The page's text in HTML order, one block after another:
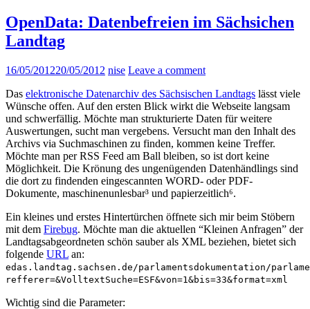
OpenData: Datenbefreien im Sächsichen
Landtag
16/05/201220/05/2012 nise Leave a comment
Das elektronische Datenarchiv des Sächsischen Landtags lässt viele
Wünsche offen. Auf den ersten Blick wirkt die Webseite langsam
und schwerfällig. Möchte man strukturierte Daten für weitere
Auswertungen, sucht man vergebens. Versucht man den Inhalt des
Archivs via Suchmaschinen zu finden, kommen keine Treffer.
Möchte man per RSS Feed am Ball bleiben, so ist dort keine
Möglichkeit. Die Krönung des ungenügenden Datenhändlings sind
die dort zu findenden eingescannten WORD- oder PDF-
Dokumente, maschinenunlesbar³ und papierzeitlich⁶.
Ein kleines und erstes Hintertürchen öffnete sich mir beim Stöbern
mit dem Firebug. Möchte man die aktuellen “Kleinen Anfragen” der
Landtagsabgeordneten schön sauber als XML beziehen, bietet sich
folgende URL an:
edas.landtag.sachsen.de/parlamentsdokumentation/
refferer=&VolltextSuche=ESF&von=1&bis=33&format=xml
Wichtig sind die Parameter: